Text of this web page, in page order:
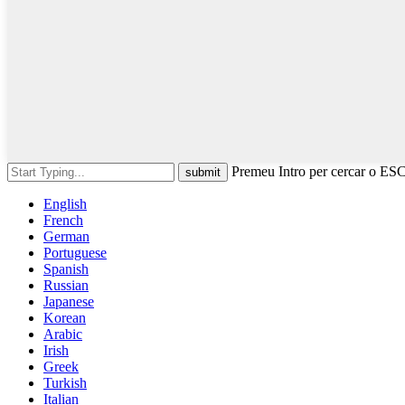
Premeu Intro per cercar o
English
French
German
Portuguese
Spanish
Russian
Japanese
Korean
Arabic
Irish
Greek
Turkish
Italian